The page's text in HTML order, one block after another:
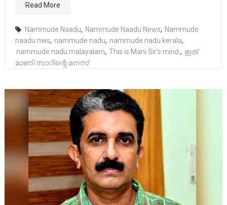
Read More
Nammude Naadu, Nammude Naadu News, Nammude
naadu nws, nammude nadu, nammude nadu kerala,
nammude nadu malayalam, This is Mani Sir's mind., ഇത്
മാണി സാറിന്റെ മനസ്